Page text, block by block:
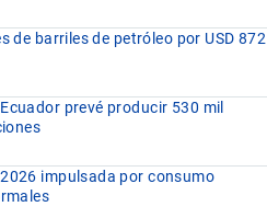
de barriles de petróleo por USD 872
prevé producir 530 mil
impulsada por consumo